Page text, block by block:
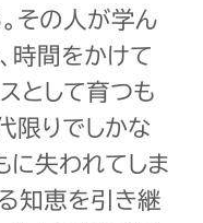
その人が学ん
時間をかけて
として育つも
限りでしかな
に失われてしま
る知恵を引き継